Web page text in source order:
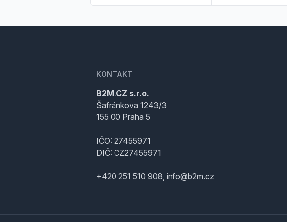
KONTAKT
B2M.CZ s.r.o.
Šafránkova 1243/3
155 00 Praha 5
IČO: 27455971
DIČ: CZ27455971
+420 251 510 908, info@b2m.cz